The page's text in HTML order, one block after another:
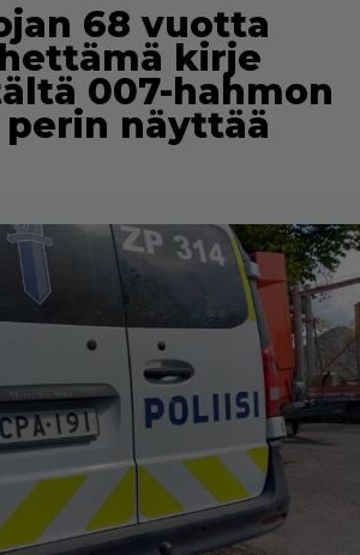
68 vuotta
kirje
007-hahmon
näyttää